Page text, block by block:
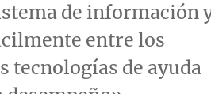
de información
entre los
tecnologías de ayuda